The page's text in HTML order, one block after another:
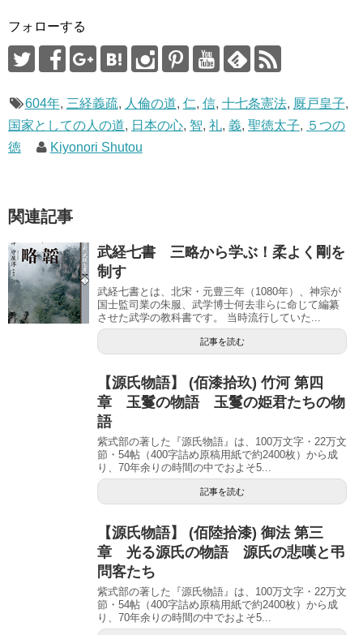
(
新
い
ィ
ウ
で
開
き
ま
す
)
リ
ッ
し
て
く
い
(
新
し
ウ
ィ
)
フォローする
604年, 三経義疏, 人倫の道, 仁, 信, 十七条憲法, 厩戸皇子,
国家としての人の道, 日本の心, 智, 礼, 義, 聖徳太子, ５つの
徳
Kiyonori Shutou
関連記事
武経七書 三略から学ぶ！柔よく剛を
制す
武経七書とは、北宋・元豊三年（1080年）、神宗が
国士監司業の朱服、武学博士何去非らに命じて編纂
させた武学の教科書です。 当時流行していた...
記事を読む
【源氏物語】 (佰漆拾玖) 竹河 第四
章 玉鬘の物語 玉鬘の姫君たちの物
語
紫式部の著した『源氏物語』は、100万文字・22万文
節・54帖（400字詰め原稿用紙で約2400枚）から成
り、70年余りの時間の中でおよそ5...
記事を読む
【源氏物語】 (佰陸拾漆) 御法 第三
章 光る源氏の物語 源氏の悲嘆と弔
問客たち
紫式部の著した『源氏物語』は、100万文字・22万文
節・54帖（400字詰め原稿用紙で約2400枚）から成
り、70年余りの時間の中でおよそ5...